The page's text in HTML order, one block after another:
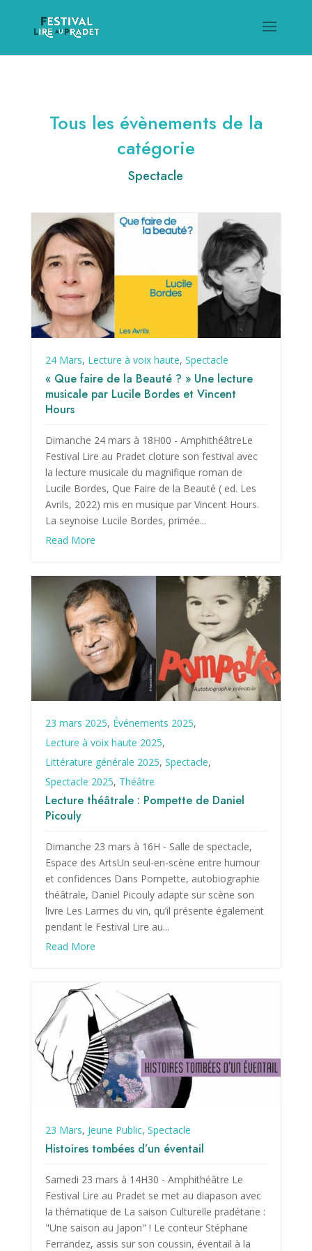
Tous les évènements de la
catégorie
Spectacle
24 Mars, Lecture à voix haute, Spectacle
« Que faire de la Beauté ? » Une lecture
musicale par Lucile Bordes et Vincent
Hours
Dimanche 24 mars à 18H00 - AmphithéâtreLe
Festival Lire au Pradet cloture son festival avec
la lecture musicale du magnifique roman de
Lucile Bordes, Que Faire de la Beauté ( ed. Les
Avrils, 2022) mis en musique par Vincent Hours.
La seynoise Lucile Bordes, primée...
Read More
23 mars 2025, Événements 2025,
Lecture à voix haute 2025,
Littérature générale 2025, Spectacle,
Spectacle 2025, Théâtre
Lecture théâtrale : Pompette de Daniel
Picouly
Dimanche 23 mars à 16H - Salle de spectacle,
Espace des ArtsUn seul-en-scène entre humour
et confidences Dans Pompette, autobiographie
théâtrale, Daniel Picouly adapte sur scène son
livre Les Larmes du vin, qu’il présente également
pendant le Festival Lire au...
Read More
23 Mars, Jeune Public, Spectacle
Histoires tombées d’un éventail
Samedi 23 mars à 14H30 - Amphithéâtre Le
Festival Lire au Pradet se met au diapason avec
la thématique de La saison Culturelle pradétane :
"Une saison au Japon" ! Le conteur Stéphane
Ferrandez, assis sur son coussin, éventail à la